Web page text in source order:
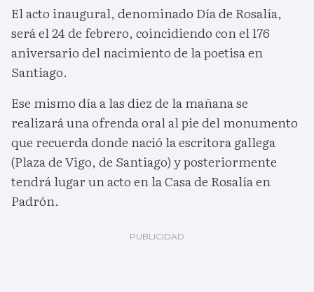
El acto inaugural, denominado Día de Rosalía,
será el 24 de febrero, coincidiendo con el 176
aniversario del nacimiento de la poetisa en
Santiago.
Ese mismo día a las diez de la mañana se
realizará una ofrenda oral al pie del monumento
que recuerda donde nació la escritora gallega
(Plaza de Vigo, de Santiago) y posteriormente
tendrá lugar un acto en la Casa de Rosalía en
Padrón.